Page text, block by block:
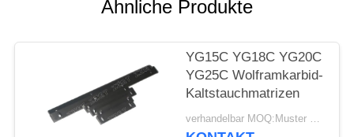
SITEMAP
DATENSCHUTZRICHTLINIE
Ähnliche Produkte
YG15C YG18C YG20C
YG25C Wolframkarbid-
Kaltstauchmatrizen
verhandelbar MOQ:Muster werden angenommen